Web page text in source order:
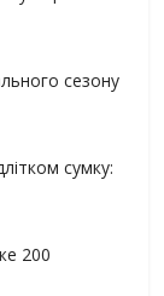
сезону
сумку:
200